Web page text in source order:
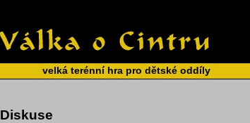
velká terénní hra pro dětské oddíly
Diskuse